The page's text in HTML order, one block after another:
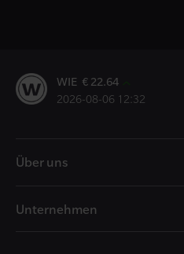
WIE € 22.64
2026-08-06 12:32
Über uns
Unternehmen